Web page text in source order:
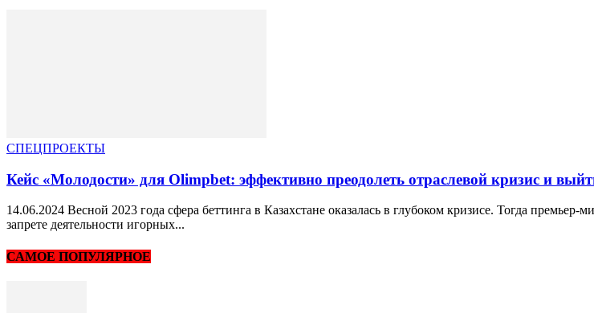
СПЕЦПРОЕКТЫ
Кейс «Молодости» для Olimpbet: эффективно преодолеть отраслевой кризис и
14.06.2024 Весной 2023 года сфера беттинга в Казахстане оказалась в глубоком кризисе. Тогда
запрете деятельности игорных...
САМОЕ ПОПУЛЯРНОЕ